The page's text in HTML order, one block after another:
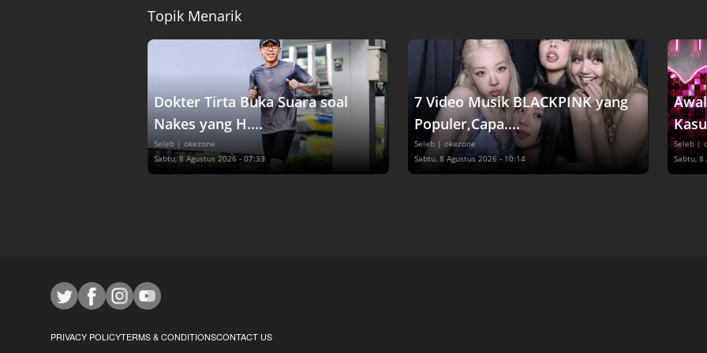
Topik Menarik
Dokter Tirta Buka Suara soal
Nakes yang H....
Seleb | okezone
Sabtu, 8 Agustus 2026 - 07:33
7 Video Musik BLACKPINK yang
Populer,Capa....
Seleb | okezone
Sabtu, 8 Agustus 2026 - 10:14
Seleb |
Sabtu, 8
PRIVACY POLICYTERMS & CONDITIONSCONTACT US